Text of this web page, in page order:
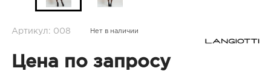
Артикул: 008 Нет в наличии
Цена по запросу